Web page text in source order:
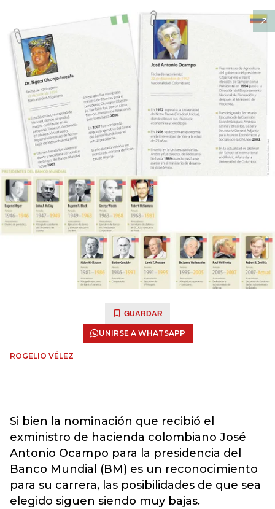
GUARDAR
UNIRSE A WHATSAPP
ROGELIO VÉLEZ
Si bien la nominación que recibió el
exministro de hacienda colombiano José
Antonio Ocampo para la presidencia del
Banco Mundial (BM) es un reconocimiento
para su carrera, las posibilidades de que sea
elegido siguen siendo muy bajas.